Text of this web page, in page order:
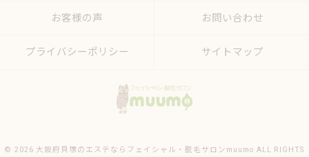
お客様の声 お問い合わせ
プライバシーポリシー サイトマップ
© 2026 大阪府貝塚のエステならフェイシャル・脱毛サロンmuumo ALL RIGHTS